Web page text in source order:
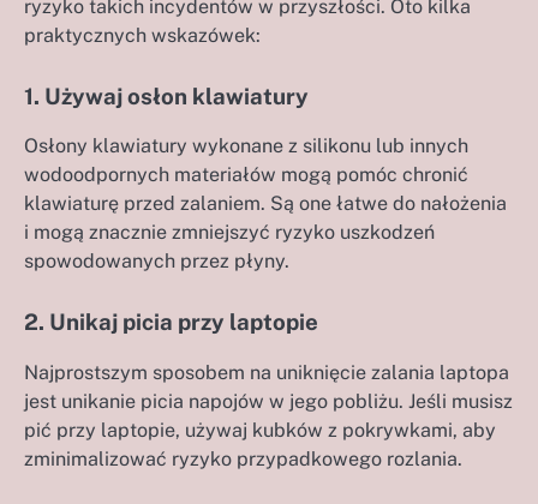
ryzyko takich incydentów w przyszłości. Oto kilka
praktycznych wskazówek:
1. Używaj osłon klawiatury
Osłony klawiatury wykonane z silikonu lub innych
wodoodpornych materiałów mogą pomóc chronić
klawiaturę przed zalaniem. Są one łatwe do nałożenia
i mogą znacznie zmniejszyć ryzyko uszkodzeń
spowodowanych przez płyny.
2. Unikaj picia przy laptopie
Najprostszym sposobem na uniknięcie zalania laptopa
jest unikanie picia napojów w jego pobliżu. Jeśli musisz
pić przy laptopie, używaj kubków z pokrywkami, aby
zminimalizować ryzyko przypadkowego rozlania.